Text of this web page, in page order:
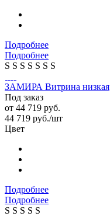
Подробнее
Подробнее
S S S S S S S
ЗАМИРА Витрина низкая
Под заказ
от 44 719 руб.
44 719 руб./шт
Цвет
Подробнее
Подробнее
S S S S S